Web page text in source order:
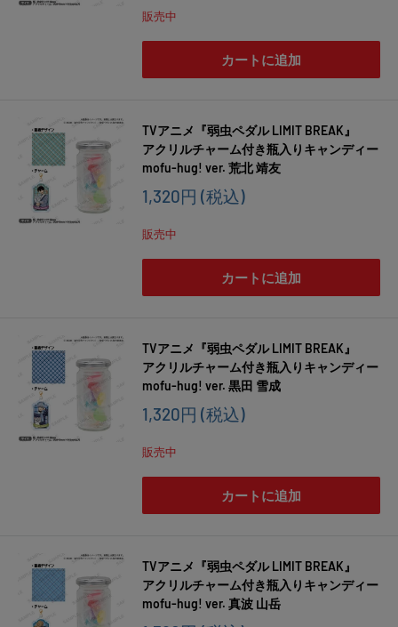
価
格
販売中
カートに追加
TVアニメ『弱虫ペダル LIMIT BREAK』
アクリルチャーム付き瓶入りキャンディー
mofu-hug! ver. 荒北 靖友
販
価
格
1,320円 (税込)
販売中
カートに追加
TVアニメ『弱虫ペダル LIMIT BREAK』
アクリルチャーム付き瓶入りキャンディー
mofu-hug! ver. 黒田 雪成
販
価
格
1,320円 (税込)
販売中
カートに追加
TVアニメ『弱虫ペダル LIMIT BREAK』
アクリルチャーム付き瓶入りキャンディー
mofu-hug! ver. 真波 山岳